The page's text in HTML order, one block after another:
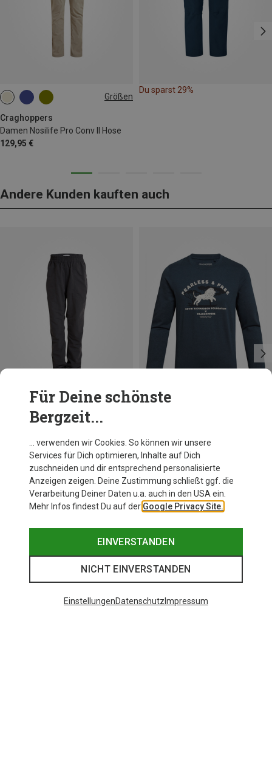
Größen
Craghoppers
Damen Nosilife Pro Conv II Hose
129,95 €
Du sparst 29%
Andere Kunden kauften auch
Du sparst bis 35%
Craghoppers
Kinder Nosilife Cruz Longsleeve
35,96 €
Für Deine schönste
Bergzeit...
… verwenden wir Cookies. So können wir unsere
Services für Dich optimieren, Inhalte auf Dich
zuschneiden und dir entsprechend personalisierte
Anzeigen zeigen. Deine Zustimmung schließt ggf. die
Verarbeitung Deiner Daten u.a. auch in den USA ein.
Mehr Infos findest Du auf der Google Privacy Site.
EINVERSTANDEN
NICHT EINVERSTANDEN
EinstellungenDatenschutz Impressum